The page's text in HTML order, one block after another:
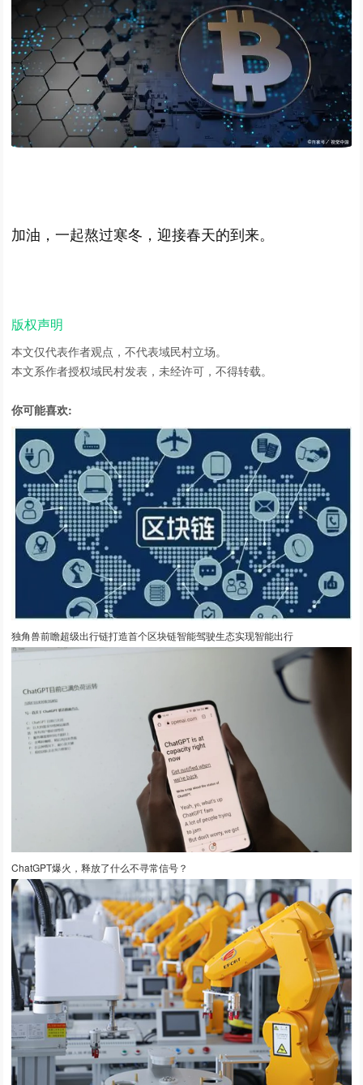
加油，一起熬过寒冬，迎接春天的到来。
版权声明
本文仅代表作者观点，不代表域民村立场。
本文系作者授权域民村发表，未经许可，不得转载。
你可能喜欢:
独角兽前瞻超级出行链打造首个区块链智能驾驶生态实现智能出行
ChatGPT爆火，释放了什么不寻常信号？